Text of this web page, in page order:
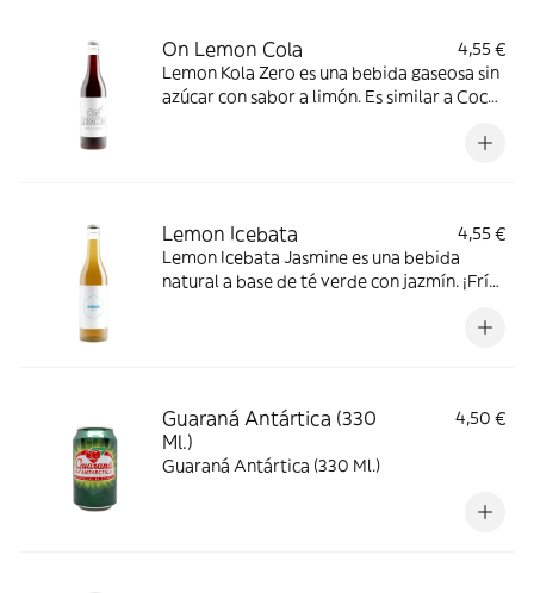
On Lemon Cola
4,55 €
Lemon Kola Zero es una bebida gaseosa sin
azúcar con sabor a limón. Es similar a Coca-
ofreciendo un sabor fresco y refrescante
Lemon Icebata
4,55 €
Lemon Icebata Jasmine es una bebida
natural a base de té verde con jazmín. ¡Frío,
Guaraná Antártica (330
Ml.)
4,50 €
Guaraná Antártica (330 Ml.)